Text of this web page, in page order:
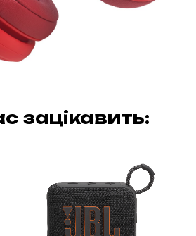
зацікавить: